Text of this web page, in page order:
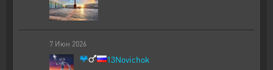
7 Июн 2026
13Novichok